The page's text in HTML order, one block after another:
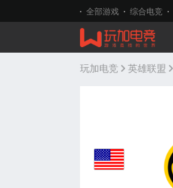
全部游戏 综合电竞
玩加电竞 英雄联盟